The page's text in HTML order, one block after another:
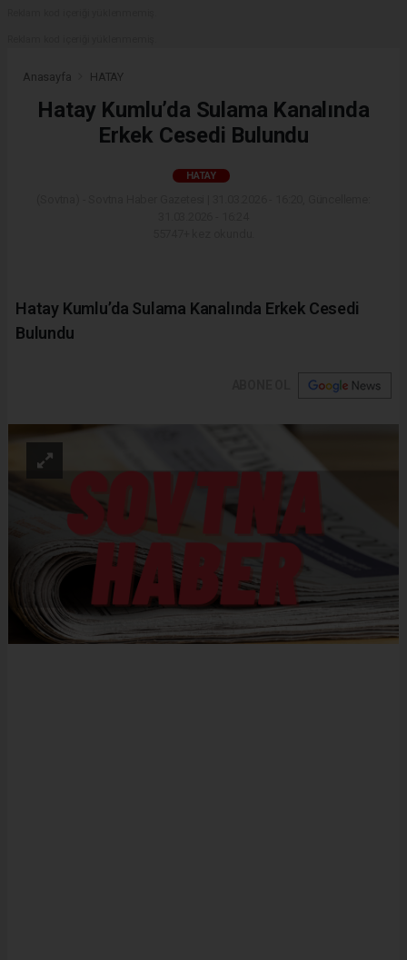
Anasayfa HATAY
Hatay Kumlu’da Sulama Kanalında
Erkek Cesedi Bulundu
HATAY
Hatay Kumlu’da Sulama Kanalında Erkek Cesedi
Bulundu